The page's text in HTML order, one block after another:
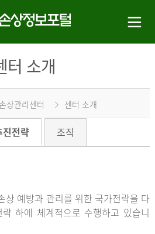
터 소개
상관리센터 센터 소개
진전략 조직
상 예방과 관리를 위한 국가전략을 다
하에 체계적으로 수행하고 있습니